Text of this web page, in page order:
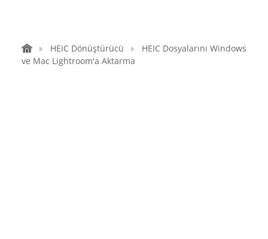
HEIC Dönüştürücü
HEIC Dosyalarını Windows
ve Mac Lightroom'a Aktarma